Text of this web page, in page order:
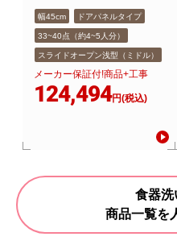
幅45cm ドアパネルタイプ
33~40点（約4~5人分）
スライドオープン浅型（ミドル）
メーカー保証付!商品+工事
124,494円(税込)
食器洗
商品一覧を